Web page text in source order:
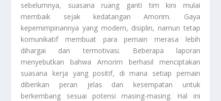
sebelumnya, suasana ruang ganti tim kini mulai
membaik sejak kedatangan Amorim. Gaya
kepemimpinannya yang modern, disiplin, namun tetap
komunikatif membuat para pemain merasa lebih
dihargai dan termotivasi. Beberapa laporan
menyebutkan bahwa Amorim berhasil menciptakan
suasana kerja yang positif, di mana setiap pemain
diberikan peran jelas dan kesempatan untuk
berkembang sesuai potensi masing-masing. Hal ini